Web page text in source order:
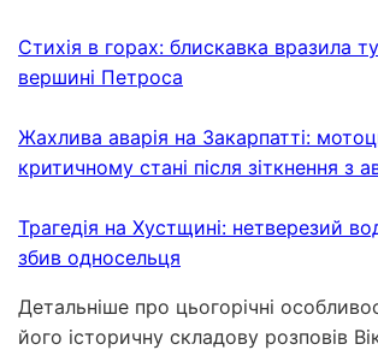
Стихія в горах: блискавка вразила
вершині Петроса
Жахлива аварія на Закарпатті:
критичному стані після зіткнення з
Трагедія на Хустщині: нетверезий
збив односельця
Детальніше про цьогорічні
його історичну складову розповів